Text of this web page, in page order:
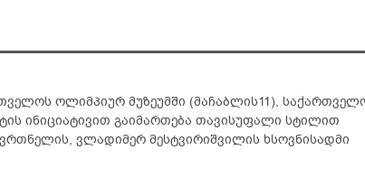
ოლიმპიურ მუზეუმში (მაჩაბლის11),
ინიციატივით გაიმართება თავისუფალი სტილით
ვლადიმერ მესტვირიშვილის ხსოვნისადმი